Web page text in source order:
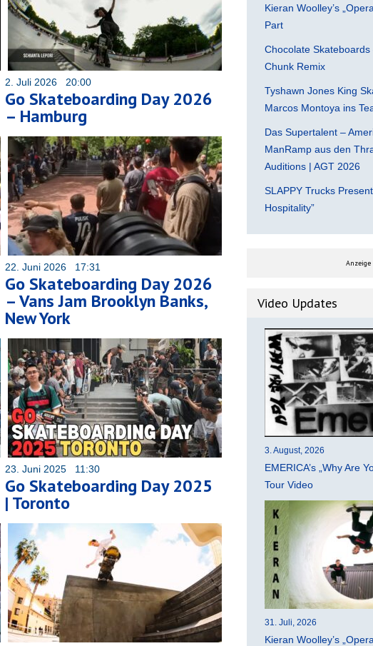
2. Juli 2026 20:00
Go Skateboarding Day 2026
– Hamburg
22. Juni 2026 17:31
Go Skateboarding Day 2026
– Vans Jam Brooklyn Banks,
New York
23. Juni 2025 11:30
Go Skateboarding Day 2025
| Toronto
Kieran Woolley’s
Part
Chocolate Skateboards
Chunk Remix
Tyshawn Jones King
Marcos Montoya ins
Das Supertalent –
ManRamp aus den
Auditions | AGT 2026
SLAPPY Trucks
Hospitality”
Anzeige
Video Updates
3. August, 2026
EMERICA’s „Why Are
Tour Video
31. Juli, 2026
Kieran Woolley’s